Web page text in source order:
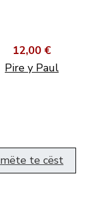
12,00 €
Pire y Paul
mëte te cëst